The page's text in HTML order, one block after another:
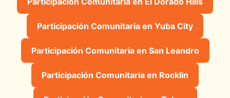
Participación Comunitaria en Yuba City
Participación Comunitaria en San Leandro
Participación Comunitaria en Rocklin